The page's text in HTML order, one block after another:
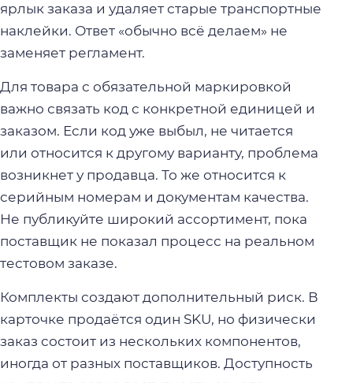
ярлык заказа и удаляет старые транспортные
наклейки. Ответ «обычно всё делаем» не
заменяет регламент.
Для товара с обязательной маркировкой
важно связать код с конкретной единицей и
заказом. Если код уже выбыл, не читается
или относится к другому варианту, проблема
возникнет у продавца. То же относится к
серийным номерам и документам качества.
Не публикуйте широкий ассортимент, пока
поставщик не показал процесс на реальном
тестовом заказе.
Комплекты создают дополнительный риск. В
карточке продаётся один SKU, но физически
заказ состоит из нескольких компонентов,
иногда от разных поставщиков. Доступность